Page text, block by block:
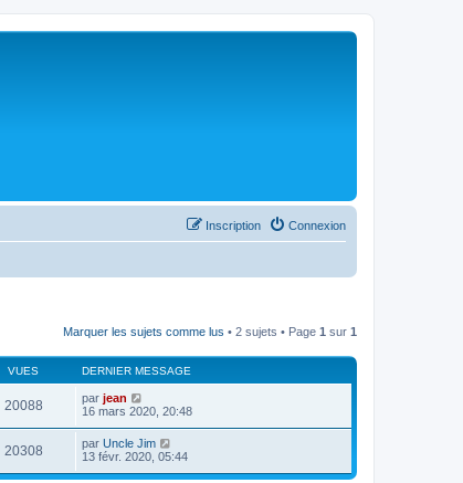
Connexion
Inscription
Marquer les sujets comme lus • 2 sujets • Page 1 sur 1
VUES DERNIER MESSAGE
20088 par jean
16 mars 2020, 20:48
20308 par Uncle Jim
13 févr. 2020, 05:44